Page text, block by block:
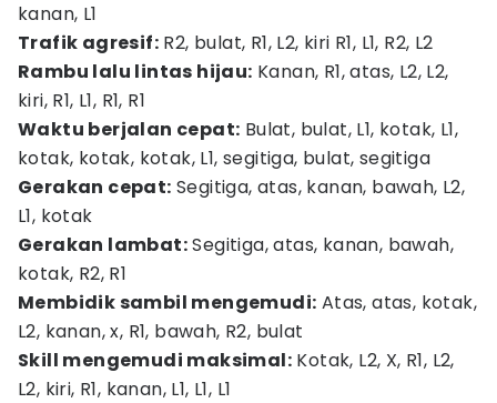
kanan, L1
Trafik agresif: R2, bulat, R1, L2, kiri R1, L1, R2, L2
Rambu lalu lintas hijau: Kanan, R1, atas, L2, L2,
kiri, R1, L1, R1, R1
Waktu berjalan cepat: Bulat, bulat, L1, kotak, L1,
kotak, kotak, kotak, L1, segitiga, bulat, segitiga
Gerakan cepat: Segitiga, atas, kanan, bawah, L2,
L1, kotak
Gerakan lambat:Segitiga, atas, kanan, bawah,
kotak, R2, R1
Membidik sambil mengemudi: Atas, atas, kotak,
L2, kanan, x, R1, bawah, R2, bulat
Skill mengemudi maksimal: Kotak, L2, X, R1, L2,
L2, kiri, R1, kanan, L1, L1, L1